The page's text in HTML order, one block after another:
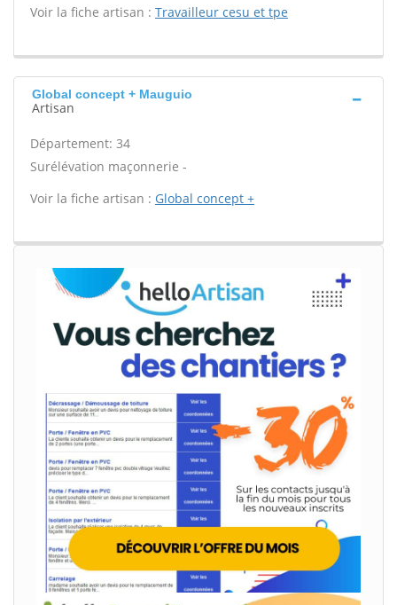
Voir la fiche artisan : Travailleur cesu et tpe
Global concept + Mauguio
Artisan
Département: 34
Surélévation maçonnerie -
Voir la fiche artisan : Global concept +